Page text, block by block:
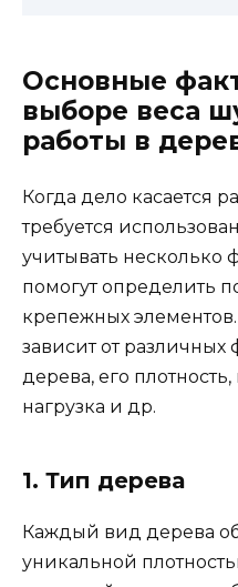
Основные
выборе веса
работы в
Когда дело касается
требуется
учитывать несколько
помогут определить
крепежных
зависит от различных
дерева, его
нагрузка и др.
1. Тип дерева
Каждый вид дерева
уникальной